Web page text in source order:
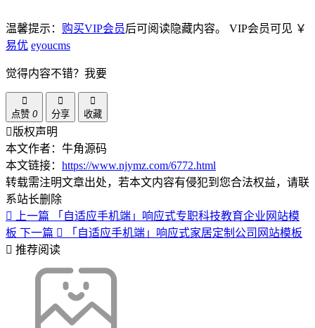
温馨提示： 购买VIP会员后可阅读隐藏内容。 VIP会员可见 ￥
易优 eyoucms
觉得内容不错？我要
点赞 0 分享 收藏
版权声明
本文作者：牛角源码
本文链接： https://www.njymz.com/6772.html
转载需注明文章出处，若本文内容有侵犯到您合法权益，请联
系站长删除
上一篇
「自适应手机端」响应式专职科技教育企业网站模
板 下一篇
「自适应手机端」响应式家居定制公司网站模板
推荐阅读